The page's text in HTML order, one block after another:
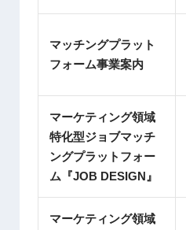
マッチングプラット
フォーム事業案内
マーケティング領域
特化型ジョブマッチ
ングプラットフォー
ム『JOB DESIGN』
マーケティング領域